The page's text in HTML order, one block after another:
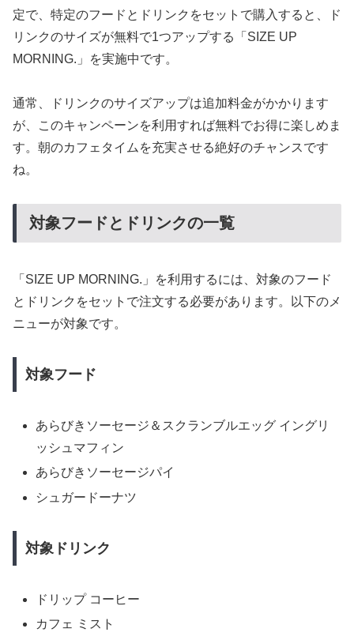
定で、特定のフードとドリンクをセットで購入すると、ド
リンクのサイズが無料で1つアップする「SIZE UP
MORNING.」を実施中です。
通常、ドリンクのサイズアップは追加料金がかかります
が、このキャンペーンを利用すれば無料でお得に楽しめま
す。朝のカフェタイムを充実させる絶好のチャンスです
ね。
対象フードとドリンクの一覧
「SIZE UP MORNING.」を利用するには、対象のフード
とドリンクをセットで注文する必要があります。以下のメ
ニューが対象です。
対象フード
あらびきソーセージ＆スクランブルエッグ イングリ
ッシュマフィン
あらびきソーセージパイ
シュガードーナツ
対象ドリンク
ドリップ コーヒー
カフェ ミスト